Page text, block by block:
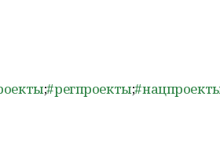
;#регпроекты;